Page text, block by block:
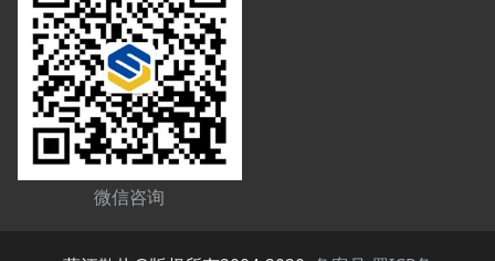
微信咨询